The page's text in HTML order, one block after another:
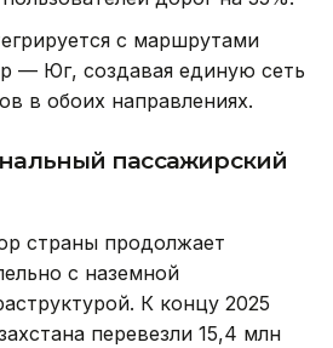
с маршрутами
— Юг, создавая единую сеть
в обоих направлениях.
пассажирский
страны продолжает
с наземной
К концу 2025
перевезли 15,4 млн